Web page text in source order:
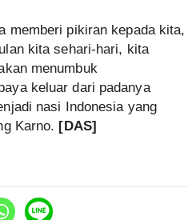
memberi pikiran kepada kita,
kita sehari-hari, kita
menumbuk
keluar dari padanya
nasi Indonesia yang
Karno. [DAS]